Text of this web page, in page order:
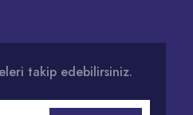
takip edebilirsiniz.